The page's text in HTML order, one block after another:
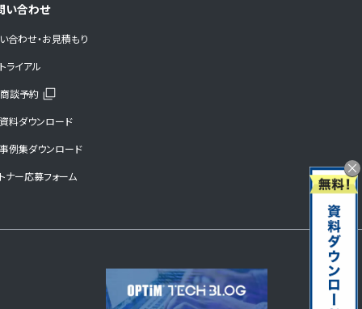
×
い合わせ
合わせ・お見積もり
ライアル
談予約
料ダウンロード
例集ダウンロード
ナー応募フォーム